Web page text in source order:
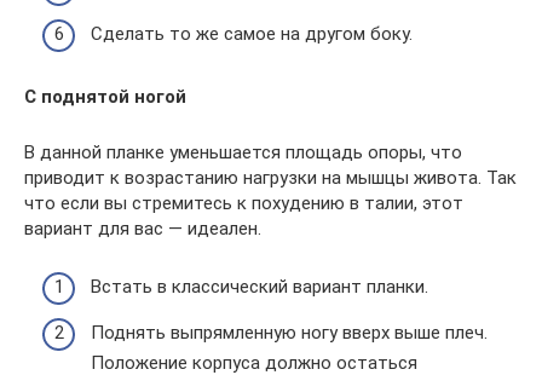
Сделать то же самое на другом боку.
С поднятой ногой
В данной планке уменьшается площадь опоры, что
приводит к возрастанию нагрузки на мышцы живота. Так
что если вы стремитесь к похудению в талии, этот
вариант для вас — идеален.
Встать в классический вариант планки.
Поднять выпрямленную ногу вверх выше плеч.
Положение корпуса должно остаться